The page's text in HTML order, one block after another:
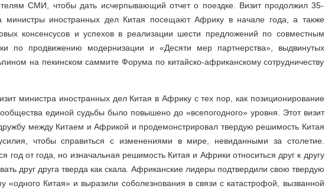
СМИ, чтобы дать исчерпывающий отчет о поездке. Визит продолжил 35-
министры иностранных дел Китая посещают Африку в начале года, а также
консенсусов и успехов в реализации шести предложений по совместным
по продвижению модернизации и «Десяти мер партнерства», выдвинутых
на пекинском саммите Форума по китайско-африканскому сотрудничеству
министра иностранных дел Китая в Африку с тех пор, как позиционирование
единой судьбы было повышено до «всепогодного» уровня. Этот визит
между Китаем и Африкой и продемонстрировал твердую решимость Китая
чтобы справиться с изменениями в мире, невиданными за столетие.
год от года, но изначальная решимость Китая и Африки относиться друг к другу
друг друга тверда как скала. Африканские лидеры подтвердили свою твердую
«одного Китая» и выразили соболезнования в связи с катастрофой, вызванной